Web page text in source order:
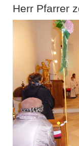
Herr Pfarrer